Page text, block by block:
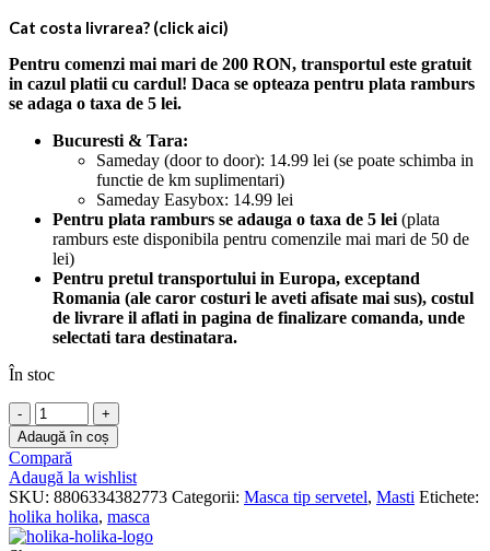
Cat costa livrarea? (click aici)
Pentru comenzi mai mari de 200 RON, transportul este gratuit
in cazul platii cu cardul! Daca se opteaza pentru plata ramburs
se adaga o taxa de 5 lei.
Bucuresti & Tara:
Sameday (door to door): 14.99 lei (se poate schimba in
functie de km suplimentari)
Sameday Easybox: 14.99 lei
Pentru plata ramburs se adauga o taxa de 5 lei (plata
ramburs este disponibila pentru comenzile mai mari de 50 de
lei)
Pentru pretul transportului in Europa, exceptand
Romania (ale caror costuri le aveti afisate mai sus), costul
de livrare il aflati in pagina de finalizare comanda, unde
selectati tara destinatara.
În stoc
Cantitate
Masca
cu
efect
calmant
si
99%
Adaugă în coș
Compară
Adaugă la wishlist
SKU: 8806334382773 Categorii: Masca tip servetel, Masti Etichete:
holika holika, masca